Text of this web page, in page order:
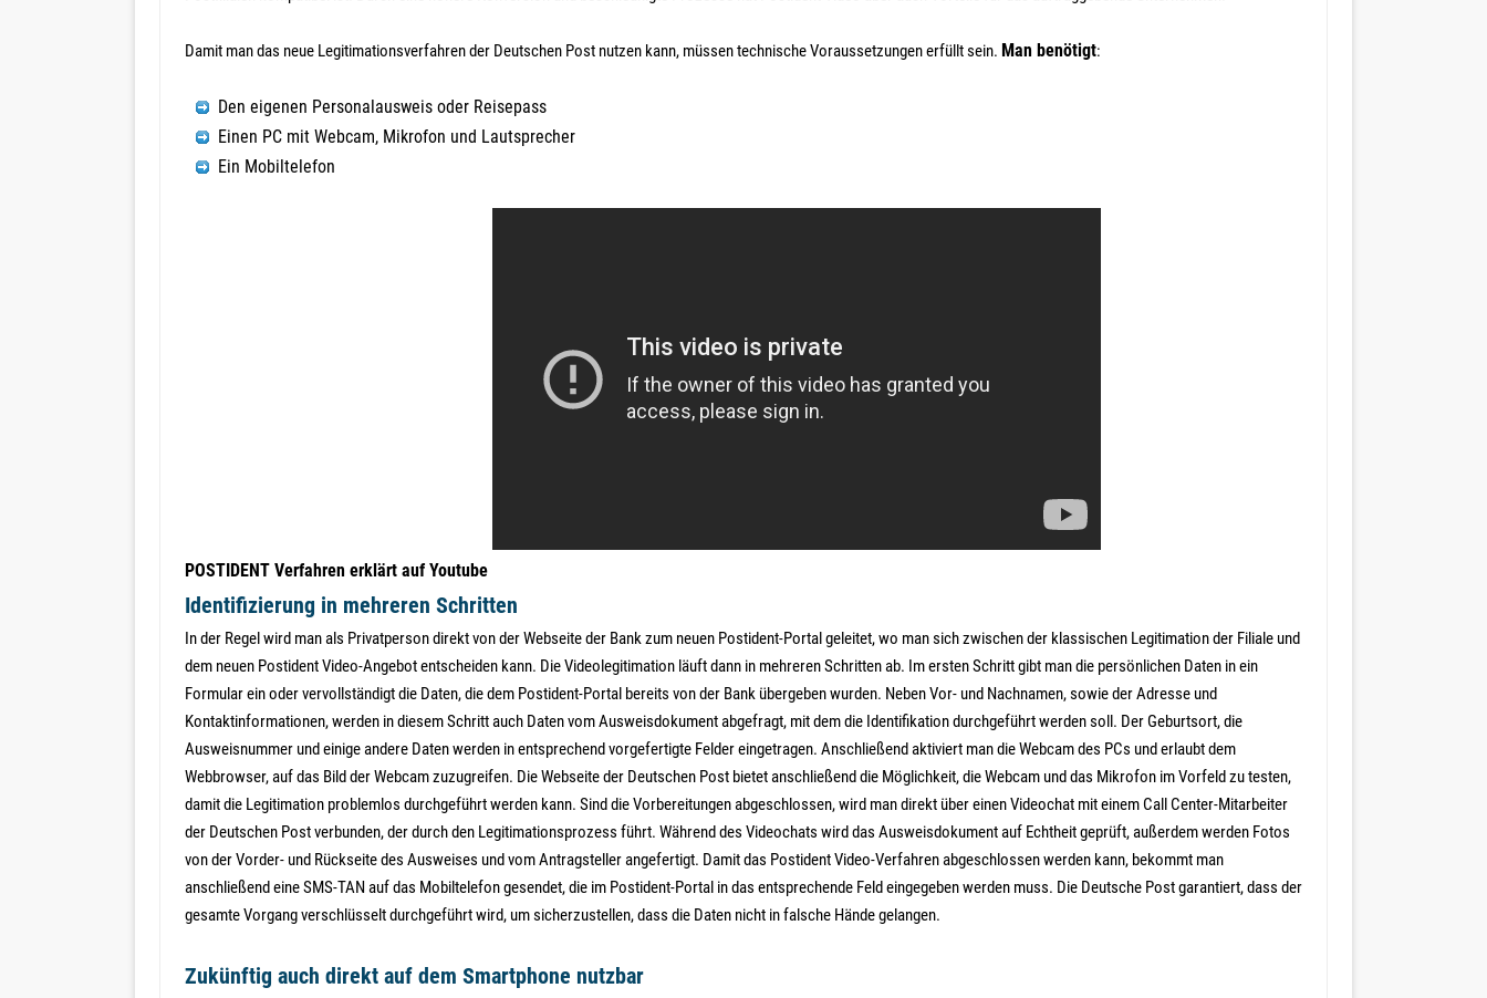
Damit man das neue Legitimationsverfahren der Deutschen Post nutzen kann, müssen technische Voraussetzungen erfüllt sein. Man benötigt:
Den eigenen Personalausweis oder Reisepass
Einen PC mit Webcam, Mikrofon und Lautsprecher
Ein Mobiltelefon
POSTIDENT Verfahren erklärt auf Youtube
Identifizierung in mehreren Schritten
In der Regel wird man als Privatperson direkt von der Webseite der Bank zum neuen Postident-Portal geleitet, wo man sich zwischen der klassischen Legitimation der Filiale und
dem neuen Postident Video-Angebot entscheiden kann. Die Videolegitimation läuft dann in mehreren Schritten ab. Im ersten Schritt gibt man die persönlichen Daten in ein
Formular ein oder vervollständigt die Daten, die dem Postident-Portal bereits von der Bank übergeben wurden. Neben Vor- und Nachnamen, sowie der Adresse und
Kontaktinformationen, werden in diesem Schritt auch Daten vom Ausweisdokument abgefragt, mit dem die Identifikation durchgeführt werden soll. Der Geburtsort, die
Ausweisnummer und einige andere Daten werden in entsprechend vorgefertigte Felder eingetragen. Anschließend aktiviert man die Webcam des PCs und erlaubt dem
Webbrowser, auf das Bild der Webcam zuzugreifen. Die Webseite der Deutschen Post bietet anschließend die Möglichkeit, die Webcam und das Mikrofon im Vorfeld zu testen,
damit die Legitimation problemlos durchgeführt werden kann. Sind die Vorbereitungen abgeschlossen, wird man direkt über einen Videochat mit einem Call Center-Mitarbeiter
der Deutschen Post verbunden, der durch den Legitimationsprozess führt. Während des Videochats wird das Ausweisdokument auf Echtheit geprüft, außerdem werden Fotos
von der Vorder- und Rückseite des Ausweises und vom Antragsteller angefertigt. Damit das Postident Video-Verfahren abgeschlossen werden kann, bekommt man
anschließend eine SMS-TAN auf das Mobiltelefon gesendet, die im Postident-Portal in das entsprechende Feld eingegeben werden muss. Die Deutsche Post garantiert, dass der
gesamte Vorgang verschlüsselt durchgeführt wird, um sicherzustellen, dass die Daten nicht in falsche Hände gelangen.
Zukünftig auch direkt auf dem Smartphone nutzbar